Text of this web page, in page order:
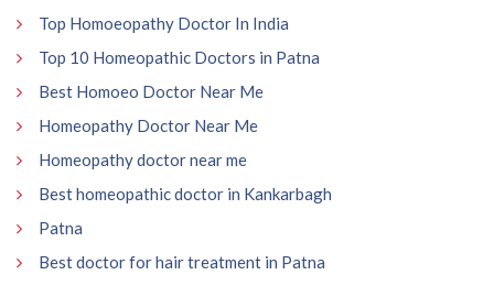
Top Homoeopathy Doctor In India
Top 10 Homeopathic Doctors in Patna
Best Homoeo Doctor Near Me
Homeopathy Doctor Near Me
Homeopathy doctor near me
Best homeopathic doctor in Kankarbagh
Patna
Best doctor for hair treatment in Patna